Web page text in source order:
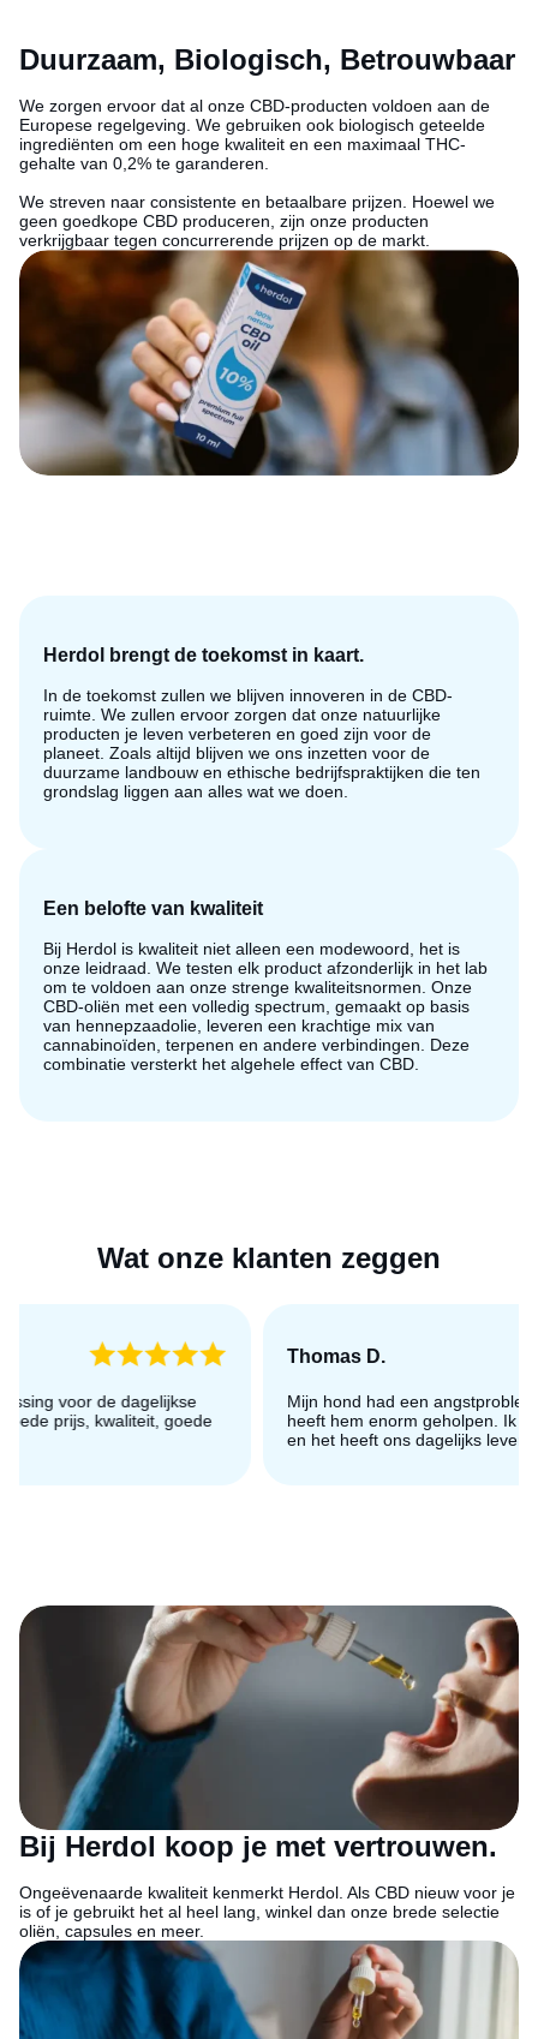
Duurzaam, Biologisch, Betrouwbaar
We zorgen ervoor dat al onze CBD-producten voldoen aan de
Europese regelgeving. We gebruiken ook biologisch geteelde
ingrediënten om een hoge kwaliteit en een maximaal THC-
gehalte van 0,2% te garanderen.
We streven naar consistente en betaalbare prijzen. Hoewel we
geen goedkope CBD produceren, zijn onze producten
verkrijgbaar tegen concurrerende prijzen op de markt.
Herdol brengt de toekomst in kaart.
In de toekomst zullen we blijven innoveren in de CBD-
ruimte. We zullen ervoor zorgen dat onze natuurlijke
producten je leven verbeteren en goed zijn voor de
planeet. Zoals altijd blijven we ons inzetten voor de
duurzame landbouw en ethische bedrijfspraktijken die ten
grondslag liggen aan alles wat we doen.
Een belofte van kwaliteit
Bij Herdol is kwaliteit niet alleen een modewoord, het is
onze leidraad. We testen elk product afzonderlijk in het lab
om te voldoen aan onze strenge kwaliteitsnormen. Onze
CBD-oliën met een volledig spectrum, gemaakt op basis
van hennepzaadolie, leveren een krachtige mix van
cannabinoïden, terpenen en andere verbindingen. Deze
combinatie versterkt het algehele effect van CBD.
Wat onze klanten zeggen
Thomas D.
Mijn hond had een angstprobleem en CBD-olie voor dieren
heeft hem enorm geholpen. Ik vind hem meer ontspannen
en het heeft ons dagelijks leven compleet veranderd!
Bij Herdol koop je met vertrouwen.
Ongeëvenaarde kwaliteit kenmerkt Herdol. Als CBD nieuw voor je
is of je gebruikt het al heel lang, winkel dan onze brede selectie
oliën, capsules en meer.